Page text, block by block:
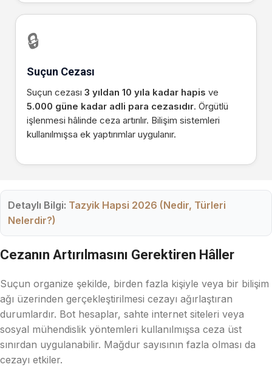
🔒
Suçun Cezası
Suçun cezası 3 yıldan 10 yıla kadar hapis ve
5.000 güne kadar adli para cezasıdır. Örgütlü
işlenmesi hâlinde ceza artırılır. Bilişim sistemleri
kullanılmışsa ek yaptırımlar uygulanır.
Detaylı Bilgi: Tazyik Hapsi 2026 (Nedir, Türleri
Nelerdir?)
Cezanın Artırılmasını Gerektiren Hâller
Suçun organize şekilde, birden fazla kişiyle veya bir bilişim
ağı üzerinden gerçekleştirilmesi cezayı ağırlaştıran
durumlardır. Bot hesaplar, sahte internet siteleri veya
sosyal mühendislik yöntemleri kullanılmışsa ceza üst
sınırdan uygulanabilir. Mağdur sayısının fazla olması da
cezayı etkiler.